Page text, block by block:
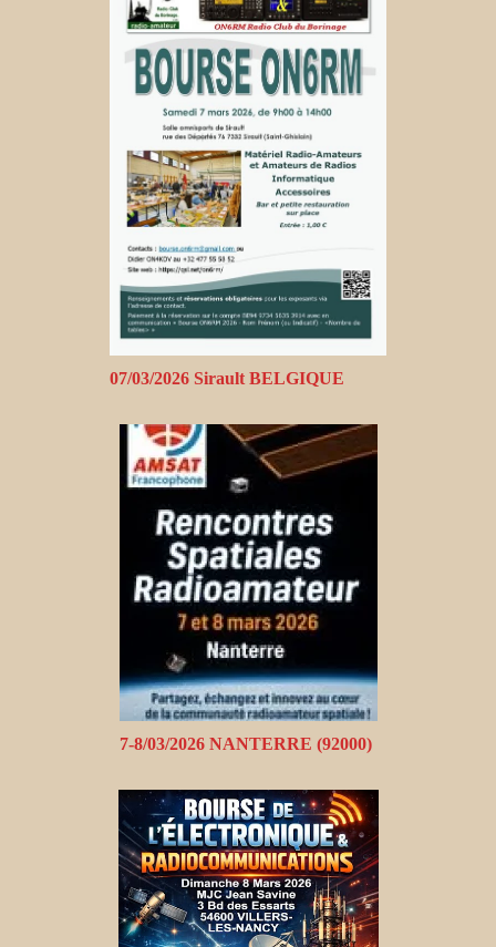
07/03/2026 Sirault BELGIQUE
7-8/03/2026 NANTERRE (92000)